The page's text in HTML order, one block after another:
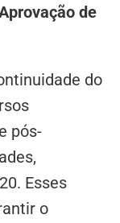
de
do
pós-
Esses
o